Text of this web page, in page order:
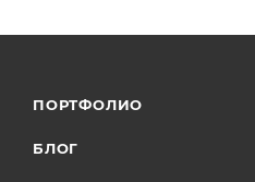
ПОРТФОЛИО
БЛОГ